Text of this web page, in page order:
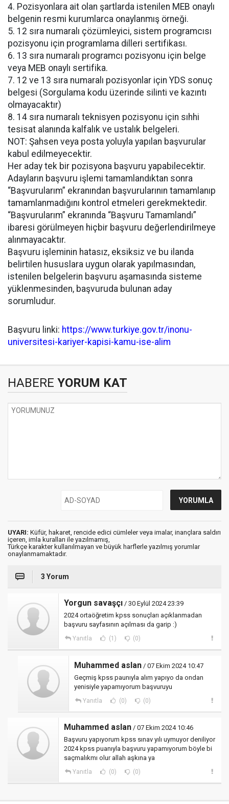
4. Pozisyonlara ait olan şartlarda istenilen MEB onaylı
belgenin resmi kurumlarca onaylanmış örneği.
5. 12 sıra numaralı çözümleyici, sistem programcısı
pozisyonu için programlama dilleri sertifikası.
6. 13 sıra numaralı programcı pozisyonu için belge
veya MEB onaylı sertifika.
7. 12 ve 13 sıra numaralı pozisyonlar için YDS sonuç
belgesi (Sorgulama kodu üzerinde silinti ve kazıntı
olmayacaktır)
8. 14 sıra numaralı teknisyen pozisyonu için sıhhi
tesisat alanında kalfalık ve ustalık belgeleri.
NOT: Şahsen veya posta yoluyla yapılan başvurular
kabul edilmeyecektir.
Her aday tek bir pozisyona başvuru yapabilecektir.
Adayların başvuru işlemi tamamlandıktan sonra
“Başvurularım” ekranından başvurularının tamamlanıp
tamamlanmadığını kontrol etmeleri gerekmektedir.
“Başvurularım” ekranında “Başvuru Tamamlandı”
ibaresi görülmeyen hiçbir başvuru değerlendirilmeye
alınmayacaktır.
Başvuru işleminin hatasız, eksiksiz ve bu ilanda
belirtilen hususlara uygun olarak yapılmasından,
istenilen belgelerin başvuru aşamasında sisteme
yüklenmesinden, başvuruda bulunan aday
sorumludur.
Başvuru linki: https://www.turkiye.gov.tr/inonu-
universitesi-kariyer-kapisi-kamu-ise-alim
HABERE YORUM KAT
UYARI: Küfür, hakaret, rencide edici cümleler veya imalar, inançlara saldırı
içeren, imla kuralları ile yazılmamış,
Türkçe karakter kullanılmayan ve büyük harflerle yazılmış yorumlar
onaylanmamaktadır.
3 Yorum
Yorgun savaşçı / 30 Eylül 2024 23:39
2024 ortaöğretim kpss sonuçları açıklanmadan
başvuru sayfasının açılması da garip :)
Yanıtla (1) (0)
Muhammed aslan / 07 Ekim 2024 10:47
Geçmiş kpss paunıyla alım yapıyo da ondan
yenisiyle yapamıyorum başvuruyu
Yanıtla (0) (0)
Muhammed aslan / 07 Ekim 2024 10:46
Başvuru yapıyorum kpss sınav yılı uymuyor deniliyor
2024 kpss puanıyla başvuru yapamıyorum böyle bi
saçmalıkmı olur allah aşkına ya
Yanıtla (0) (0)